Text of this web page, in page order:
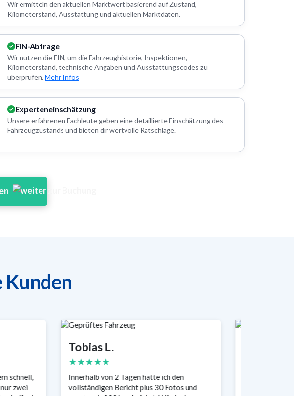
Wir ermitteln den aktuellen Marktwert basierend auf Zustand,
Kilometerstand, Ausstattung und aktuellen Marktdaten.
FIN-Abfrage
Wir nutzen die FIN, um die Fahrzeughistorie, Inspektionen,
Kilometerstand, technische Angaben und Ausstattungscodes zu
überprüfen.Mehr Infos
Experteneinschätzung
Unsere erfahrenen Fachleute geben eine detaillierte Einschätzung des
Fahrzeugzustands und bieten dir wertvolle Ratschläge.
Kunden
schnell,
zwei
Tobias L.
★★★★★
Innerhalb von 2 Tagen hatte ich den
vollständigen Bericht plus 30 Fotos und